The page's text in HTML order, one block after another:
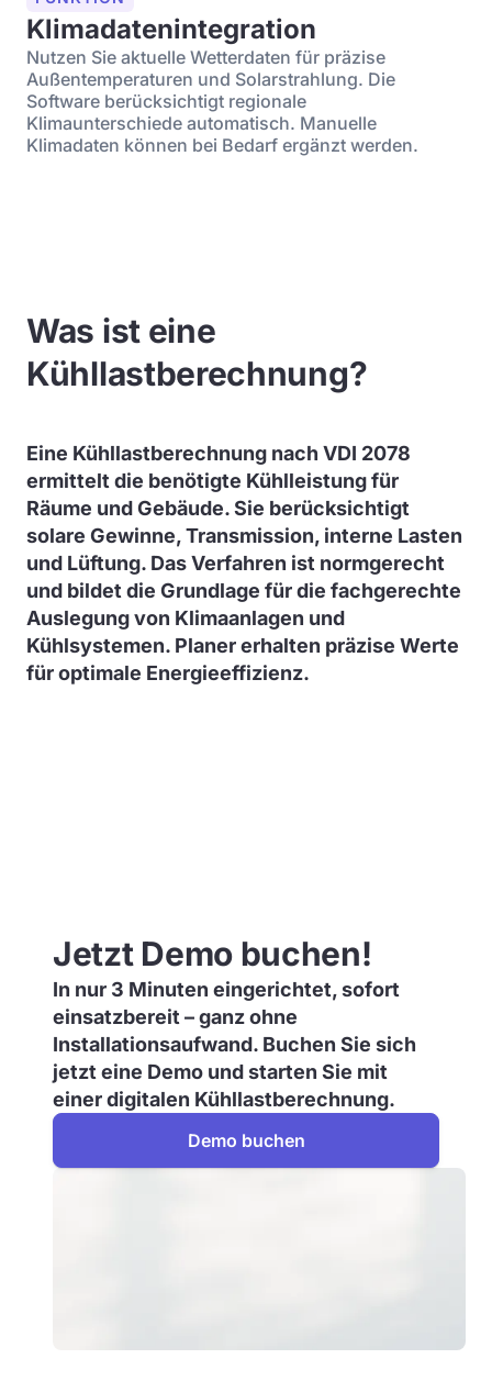
Klimadatenintegration
Nutzen Sie aktuelle Wetterdaten für präzise
Außentemperaturen und Solarstrahlung. Die
Software berücksichtigt regionale
Klimaunterschiede automatisch. Manuelle
Klimadaten können bei Bedarf ergänzt werden.
Was ist eine
Kühllastberechnung?
Eine Kühllastberechnung nach VDI 2078
ermittelt die benötigte Kühlleistung für
Räume und Gebäude. Sie berücksichtigt
solare Gewinne, Transmission, interne Lasten
und Lüftung. Das Verfahren ist normgerecht
und bildet die Grundlage für die fachgerechte
Auslegung von Klimaanlagen und
Kühlsystemen. Planer erhalten präzise Werte
für optimale Energieeffizienz.
Jetzt Demo buchen!
In nur 3 Minuten eingerichtet, sofort
einsatzbereit – ganz ohne
Installationsaufwand. Buchen Sie sich
jetzt eine Demo und starten Sie mit
einer digitalen Kühllastberechnung.
Demo buchen